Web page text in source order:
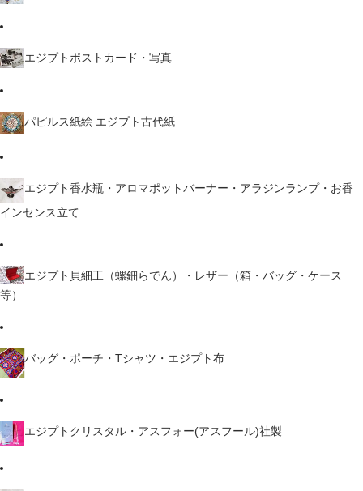
エジプトポストカード・写真
パピルス紙絵 エジプト古代紙
エジプト香水瓶・アロマポットバーナー・アラジンランプ・お香
インセンス立て
エジプト貝細工（螺鈿らでん）・レザー（箱・バッグ・ケース
等）
バッグ・ポーチ・Tシャツ・エジプト布
エジプトクリスタル・アスフォー(アスフール)社製